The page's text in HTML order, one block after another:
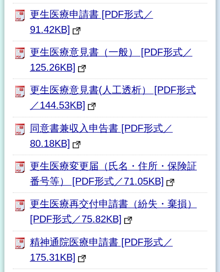
更生医療申請書 [PDF形式／
91.42KB]
更生医療意見書（一般） [PDF形式／
125.26KB]
更生医療意見書(人工透析） [PDF形式
／144.53KB]
同意書兼収入申告書 [PDF形式／
80.18KB]
更生医療変更届（氏名・住所・保険証
番号等） [PDF形式／71.05KB]
更生医療再交付申請書（紛失・棄損）
[PDF形式／75.82KB]
精神通院医療申請書 [PDF形式／
175.31KB]